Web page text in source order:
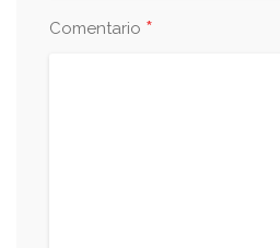
Comentario *